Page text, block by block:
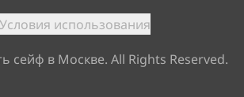
Условия использования
сейф в Москве. All Rights Reserved.